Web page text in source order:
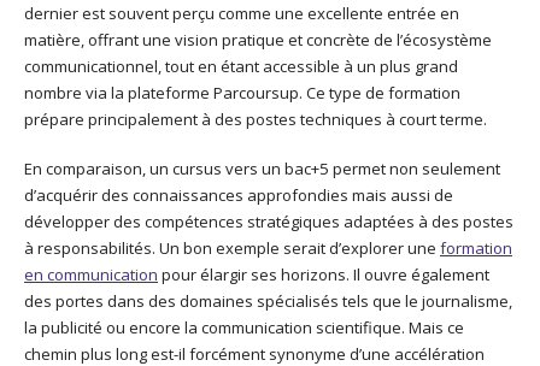
dernier est souvent perçu comme une excellente entrée en
matière, offrant une vision pratique et concrète de l’écosystème
communicationnel, tout en étant accessible à un plus grand
nombre via la plateforme Parcoursup. Ce type de formation
prépare principalement à des postes techniques à court terme.
En comparaison, un cursus vers un bac+5 permet non seulement
d’acquérir des connaissances approfondies mais aussi de
développer des compétences stratégiques adaptées à des postes
à responsabilités. Un bon exemple serait d’explorer une formation
en communication pour élargir ses horizons. Il ouvre également
des portes dans des domaines spécialisés tels que le journalisme,
la publicité ou encore la communication scientifique. Mais ce
chemin plus long est-il forcément synonyme d’une accélération